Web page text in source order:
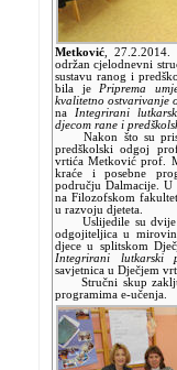
Metković ,27.2.2014.
održan cjelodnevni
sustavu ranog i
bila je Priprema
kvalitetno ostvarivanje
na
Integrirani
djecom rane i
Nakon što su
predškolski odgoj
vrtića Metković prof.
kraće i posebne
području Dalmacije. U
na Filozofskom
u razvoju djeteta.
Uslijedile su dvije
odgojiteljica u
djece u splitskom
Integrirani lutkarski
savjetnica u Dječjem
Stručni skup
programima e-učenja.